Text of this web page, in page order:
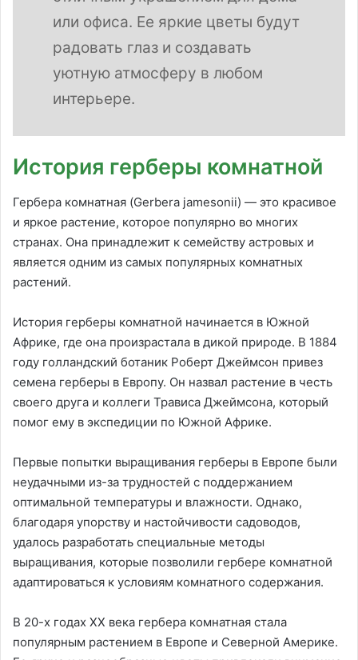
или офиса. Ее яркие цветы будут
радовать глаз и создавать
уютную атмосферу в любом
интерьере.
История герберы комнатной
Гербера комнатная (Gerbera jamesonii) — это красивое
и яркое растение, которое популярно во многих
странах. Она принадлежит к семейству астровых и
является одним из самых популярных комнатных
растений.
История герберы комнатной начинается в Южной
Африке, где она произрастала в дикой природе. В 1884
году голландский ботаник Роберт Джеймсон привез
семена герберы в Европу. Он назвал растение в честь
своего друга и коллеги Трависа Джеймсона, который
помог ему в экспедиции по Южной Африке.
Первые попытки выращивания герберы в Европе были
неудачными из-за трудностей с поддержанием
оптимальной температуры и влажности. Однако,
благодаря упорству и настойчивости садоводов,
удалось разработать специальные методы
выращивания, которые позволили гербере комнатной
адаптироваться к условиям комнатного содержания.
В 20-х годах XX века гербера комнатная стала
популярным растением в Европе и Северной Америке.